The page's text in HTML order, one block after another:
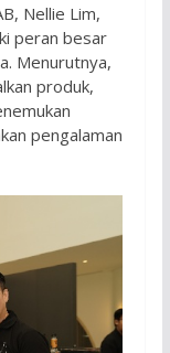
Nellie Lim,
peran besar
Menurutnya,
produk,
pengalaman